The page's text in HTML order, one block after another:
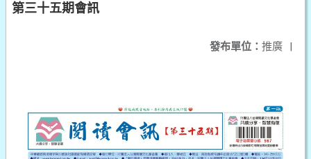
第三十五期會訊
發布單位： 推廣 |